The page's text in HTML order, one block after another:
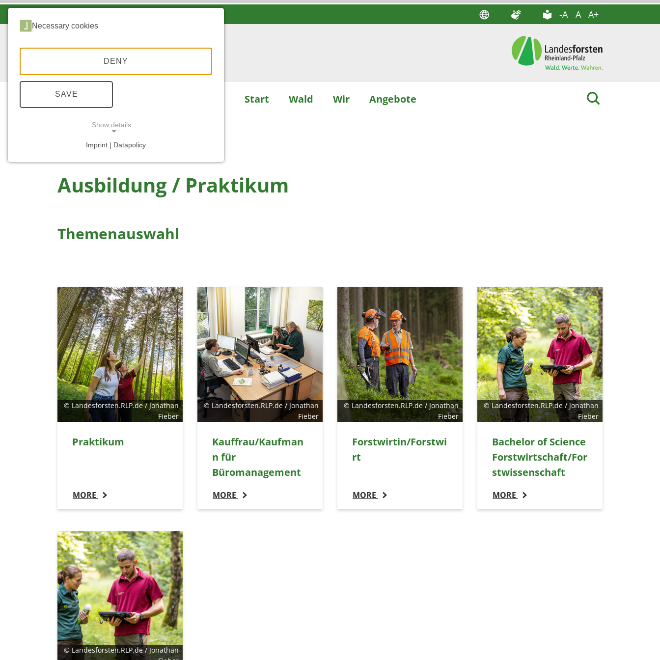
-A A A+
Start Wald Wir Angebote
... AUSBILDUNG/PRAKTIKUM
Ausbildung / Praktikum
Themenauswahl
© Landesforsten.RLP.de / Jonathan
Fieber
Praktikum
MORE
© Landesforsten.RLP.de / Jonathan
Fieber
Kauffrau/Kaufman
n für
Büromanagement
MORE
© Landesforsten.RLP.de / Jonathan
Fieber
Forstwirtin/Forstwi
rt
MORE
© Landesforsten.RLP.de / Jonathan
Fieber
Bachelor of Science
Forstwirtschaft/For
stwissenschaft
MORE
© Landesforsten.RLP.de / Jonathan
Necessary cookies
DENY
SAVE
Show details
Imprint | Datapolicy